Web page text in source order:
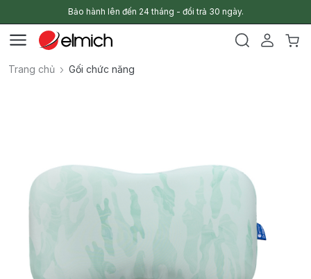
Bảo hành lên đến 24 tháng - đổi trả 30 ngày.
Trang chủ Gối chức năng